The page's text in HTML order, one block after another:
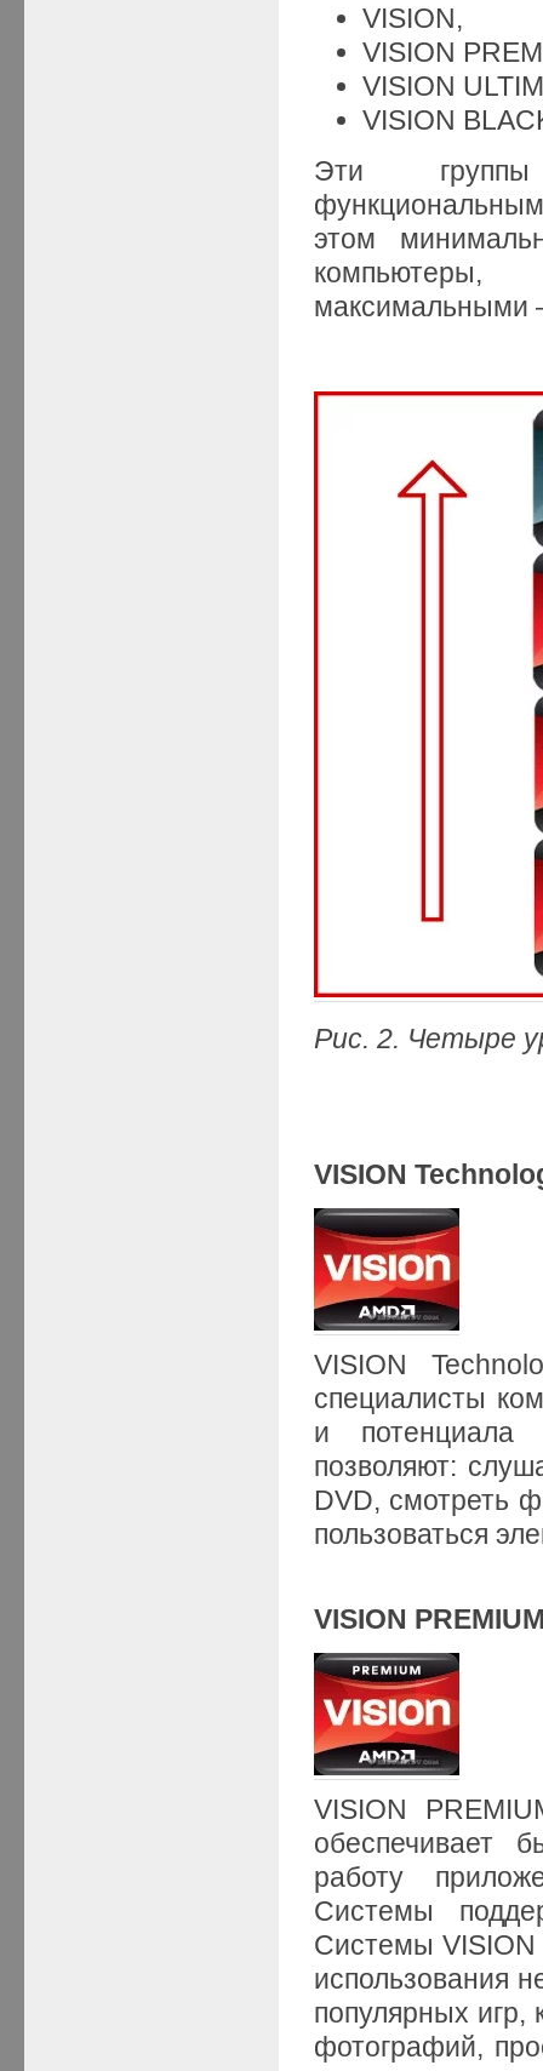
VISION,
VISION
VISION
VISION
Эти группы
этом
Рис. 2. Четыре
VISION
VISION
специалисты
и
позволяют:
DVD, смотреть
пользоваться
VISION
VISION
обеспечивает
работу
Системы
Системы
использования
популярных игр,
фотографий,